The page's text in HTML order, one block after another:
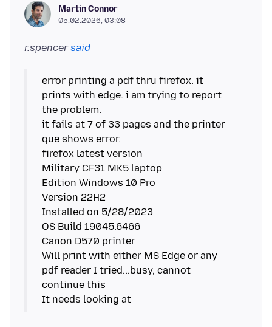
Martin Connor
05.02.2026, 03:08
r.spencersaid
error printing a pdf thru firefox. it
prints with edge. i am trying to report
the problem.
it fails at 7 of 33 pages and the printer
que shows error.
firefox latest version
Military CF31 MK5 laptop
Edition Windows 10 Pro
Version 22H2
Installed on 5/28/2023
OS Build 19045.6466
Canon D570 printer
Will print with either MS Edge or any
pdf reader I tried...busy, cannot
continue this